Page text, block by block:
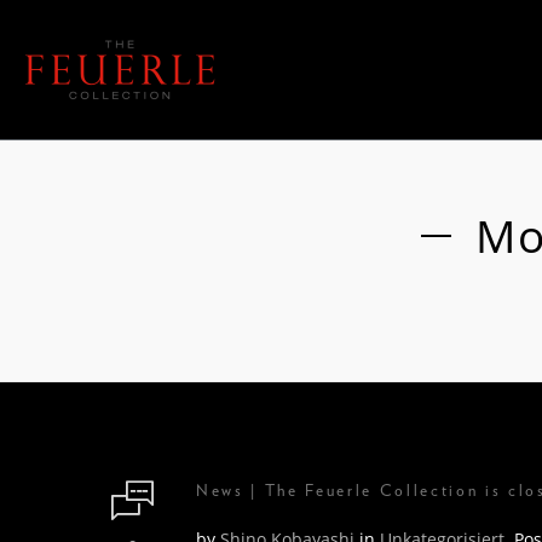
News | The Feuerle Collection is